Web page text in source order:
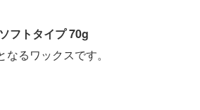
フトタイプ 70g
るワックスです。